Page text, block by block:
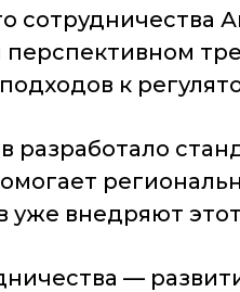
к
разработало
уже внедряют
—